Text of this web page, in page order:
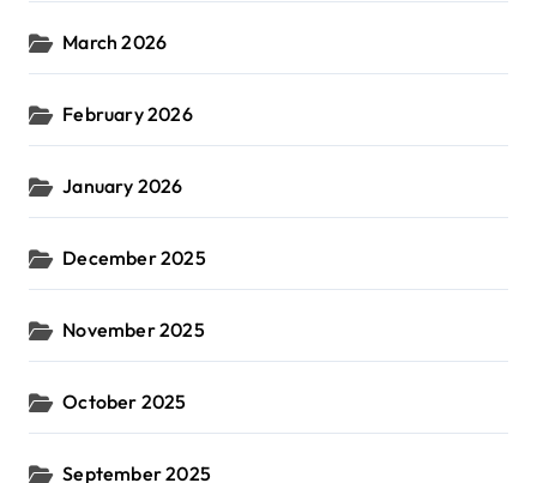
March 2026
February 2026
January 2026
December 2025
November 2025
October 2025
September 2025